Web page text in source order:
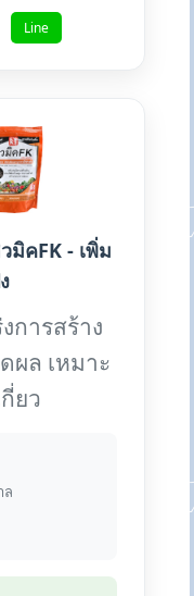
Line
มิคFK - เพิ่ม
การสร้าง
ผล เหมาะ
ยว
ล